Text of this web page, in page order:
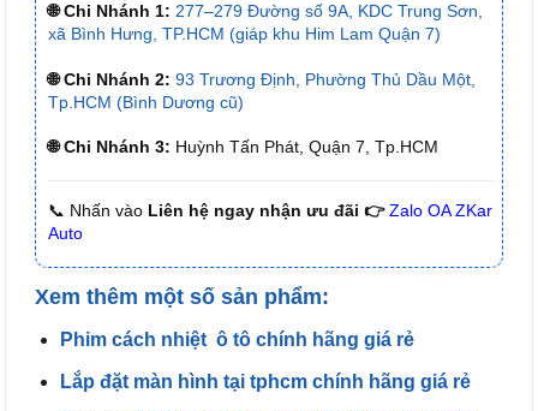
🌐 Chi Nhánh 1: 277–279 Đường số 9A, KDC Trung Sơn,
xã Bình Hưng, TP.HCM (giáp khu Him Lam Quận 7)
🌐 Chi Nhánh 2: 93 Trương Định, Phường Thủ Dầu Một,
Tp.HCM (Bình Dương cũ)
🌐 Chi Nhánh 3: Huỳnh Tấn Phát, Quận 7, Tp.HCM
📞 Nhấn vào Liên hệ ngay nhận ưu đãi 👉 Zalo OA ZKar
Auto
Xem thêm một số sản phẩm:
Phim cách nhiệt ô tô chính hãng giá rẻ
Lắp đặt màn hình tại tphcm chính hãng giá rẻ